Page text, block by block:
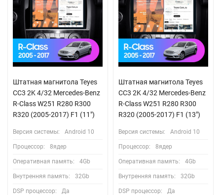
Штатная магнитола Teyes
CC3 2K 4/32 Mercedes-Benz
R-Class W251 R280 R300
R320 (2005-2017) F1 (11")
Версия системы: Android 10
Процессор: 8ядер
Оперативная память: 4Gb
Внутренняя память: 32Gb
DSP процессор: Да
Штатная магнитола Teyes
CC3 2K 4/32 Mercedes-Benz
R-Class W251 R280 R300
R320 (2005-2017) F1 (13")
Версия системы: Android 10
Процессор: 8ядер
Оперативная память: 4Gb
Внутренняя память: 32Gb
DSP процессор: Да